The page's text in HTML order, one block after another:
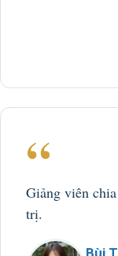
“
Giảng viên
trị.
Bùi